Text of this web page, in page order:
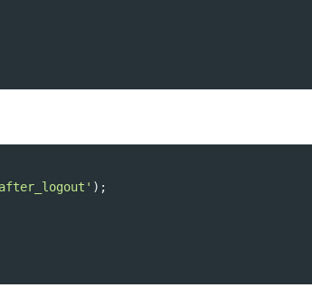
);